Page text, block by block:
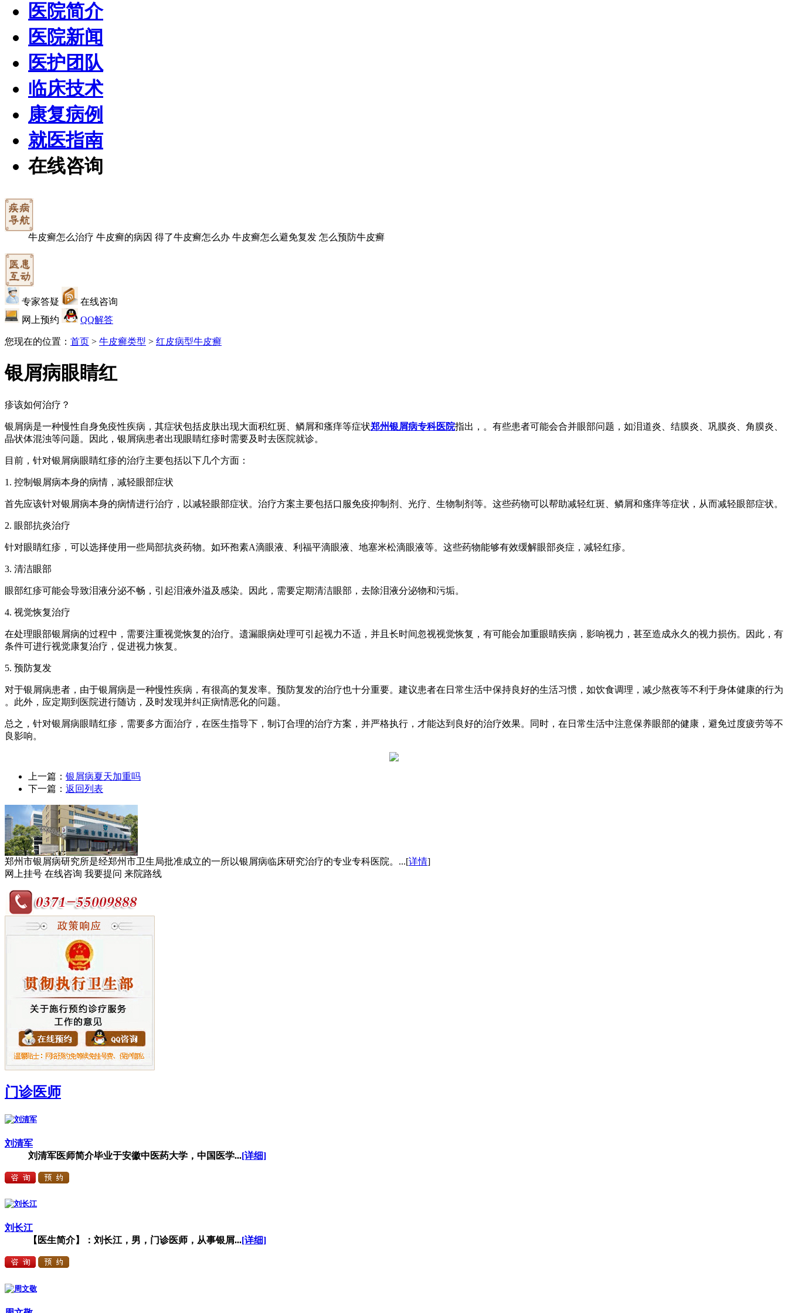
医院简介
医院新闻
医护团队
临床技术
康复病例
就医指南
在线咨询
牛皮癣怎么治疗 牛皮癣的病因 得了牛皮癣怎么办 牛皮癣怎么避免复发 怎么预防牛皮癣
专家答疑
在线咨询
网上预约
QQ解答
您现在的位置： 首页 > 牛皮癣类型 > 红皮病型牛皮癣
银屑病眼睛红
疹该如何治疗？
银屑病是一种慢性自身免疫性疾病，其症状包括皮肤出现大面积红斑、鳞屑和瘙痒等症状郑州银屑病专科医院指出，。有些患者可能会合并眼部问题，如泪道炎、结膜炎、巩膜炎、角膜炎、
晶状体混浊等问题。因此，银屑病患者出现眼睛红疹时需要及时去医院就诊。
目前，针对银屑病眼睛红疹的治疗主要包括以下几个方面：
1. 控制银屑病本身的病情，减轻眼部症状
首先应该针对银屑病本身的病情进行治疗，以减轻眼部症状。治疗方案主要包括口服免疫抑制剂、光疗、生物制剂等。这些药物可以帮助减轻红斑、鳞屑和瘙痒等症状，从而减轻眼部症状。
2. 眼部抗炎治疗
针对眼睛红疹，可以选择使用一些局部抗炎药物。如环孢素A滴眼液、利福平滴眼液、地塞米松滴眼液等。这些药物能够有效缓解眼部炎症，减轻红疹。
3. 清洁眼部
眼部红疹可能会导致泪液分泌不畅，引起泪液外溢及感染。因此，需要定期清洁眼部，去除泪液分泌物和污垢。
4. 视觉恢复治疗
在处理眼部银屑病的过程中，需要注重视觉恢复的治疗。遗漏眼病处理可引起视力不适，并且长时间忽视视觉恢复，有可能会加重眼睛疾病，影响视力，甚至造成永久的视力损伤。因此，有
条件可进行视觉康复治疗，促进视力恢复。
5. 预防复发
对于银屑病患者，由于银屑病是一种慢性疾病，有很高的复发率。预防复发的治疗也十分重要。建议患者在日常生活中保持良好的生活习惯，如饮食调理，减少熬夜等不利于身体健康的行为
。此外，应定期到医院进行随访，及时发现并纠正病情恶化的问题。
总之，针对银屑病眼睛红疹，需要多方面治疗，在医生指导下，制订合理的治疗方案，并严格执行，才能达到良好的治疗效果。同时，在日常生活中注意保养眼部的健康，避免过度疲劳等不
良影响。
上一篇： 银屑病夏天加重吗
下一篇： 返回列表
郑州市银屑病研究所是经郑州市卫生局批准成立的一所以银屑病临床研究治疗的专业专科医院。...[详情]
网上挂号 在线咨询 我要提问 来院路线
门诊医师
刘清军
刘清军医师简介毕业于安徽中医药大学，中国医学...[详细]
刘长江
【医生简介】：刘长江，男，门诊医师，从事银屑...[详细]